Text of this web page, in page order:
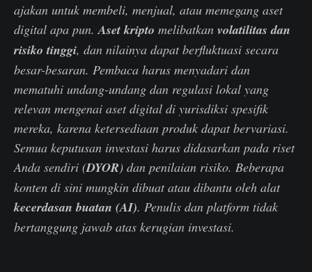
ajakan untuk membeli, menjual, atau memegang aset
digital apa pun. Aset kripto melibatkan volatilitas dan
risiko tinggi, dan nilainya dapat berfluktuasi secara
besar-besaran. Pembaca harus menyadari dan
mematuhi undang-undang dan regulasi lokal yang
relevan mengenai aset digital di yurisdiksi spesifik
mereka, karena ketersediaan produk dapat bervariasi.
Semua keputusan investasi harus didasarkan pada riset
Anda sendiri (DYOR) dan penilaian risiko. Beberapa
konten di sini mungkin dibuat atau dibantu oleh alat
kecerdasan buatan (AI). Penulis dan platform tidak
bertanggung jawab atas kerugian investasi.